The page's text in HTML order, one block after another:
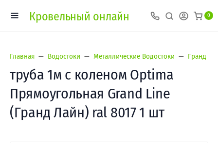
Кровельный онлайн 0
Главная Водостоки Металлические Водостоки Гранд
труба 1м с коленом Optima
Прямоугольная Grand Line
(Гранд Лайн) ral 8017 1 шт